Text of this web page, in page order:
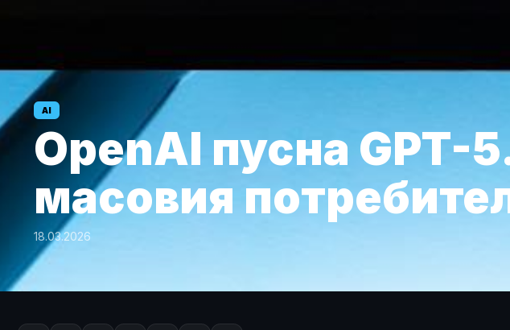
AI
OpenAI пусна GPT-
масовия
18.03.2026